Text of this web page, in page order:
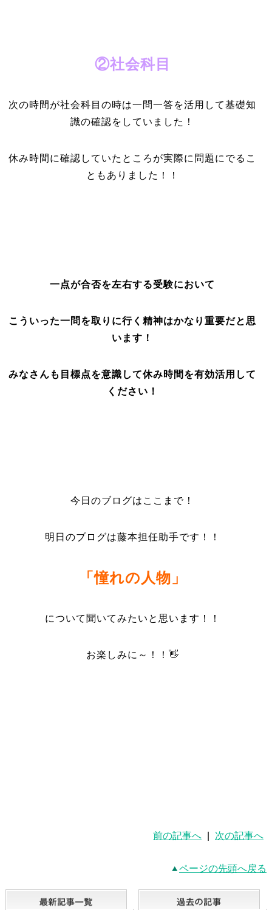
②社会科目
次の時間が社会科目の時は一問一答を活用して基礎知
識の確認をしていました！
休み時間に確認していたところが実際に問題にでるこ
ともありました！！
一点が合否を左右する受験において
こういった一問を取りに行く精神はかなり重要だと思
います！
みなさんも目標点を意識して休み時間を有効活用して
ください！
今日のブログはここまで！
明日のブログは藤本担任助手です！！
「憧れの人物」
について聞いてみたいと思います！！
お楽しみに～！！👋
前の記事へ 次の記事へ
ページの先頭へ戻る
最新記事一覧